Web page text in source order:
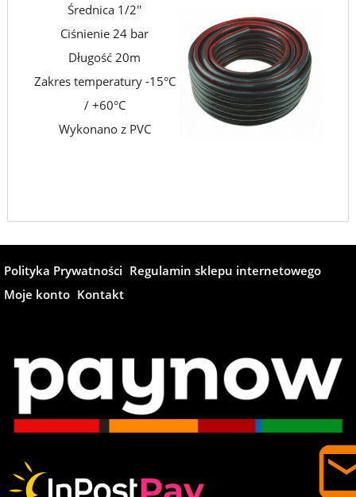
Średnica 1/2''
Ciśnienie 24 bar
Długość 20m
Zakres temperatury -15°C
/ +60°C
Wykonano z PVC
Polityka Prywatności Regulamin sklepu internetowego
Moje konto Kontakt